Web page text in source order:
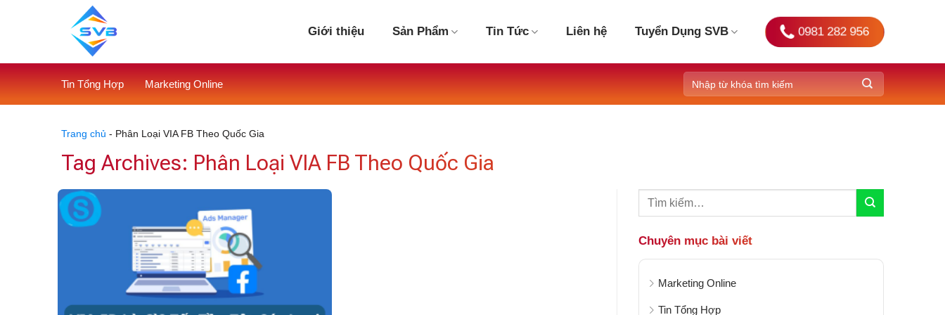
Giới thiệu Sản Phẩm Tin Tức Liên hệ Tuyển Dụng SVB 0981 282 956
Tin Tổng Hợp Marketing Online
Trang chủ - Phân Loại VIA FB Theo Quốc Gia
Tag Archives: Phân Loại VIA FB Theo Quốc Gia
Chuyên mục bài viết
Marketing Online
Tin Tổng Hợp